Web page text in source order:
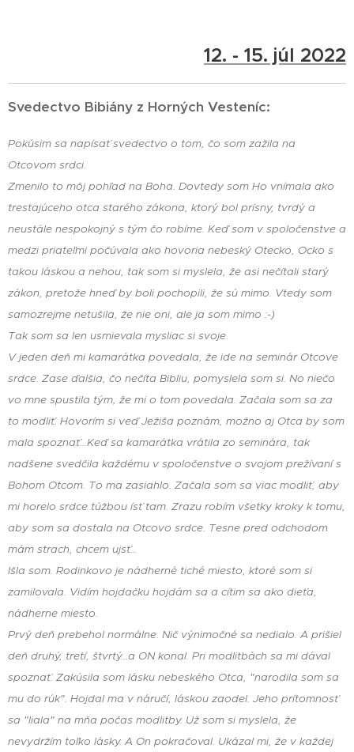
12. - 15. júl 2022
Svedectvo Bibiány z Horných Vesteníc:
Pokúsim sa napísať svedectvo o tom, čo som zažila na
Otcovom srdci.
Zmenilo to môj pohľad na Boha. Dovtedy som Ho vnímala ako
trestajúceho otca starého zákona, ktorý bol prísny, tvrdý a
neustále nespokojný s tým čo robíme. Keď som v spoločenstve a
medzi priateľmi počúvala ako hovoria nebeský Otecko, Ocko s
takou láskou a nehou, tak som si myslela, že asi nečítali starý
zákon, pretože hneď by boli pochopili, že sú mimo. Vtedy som
samozrejme netušila, že nie oni, ale ja som mimo :-)
Tak som sa len usmievala mysliac si svoje.
V jeden deň mi kamarátka povedala, že ide na seminár Otcove
srdce. Zase ďalšia, čo nečíta Bibliu, pomyslela som si. No niečo
vo mne spustila tým, že mi o tom povedala. Začala som sa za
to modliť. Hovorím si veď Ježiša poznám, možno aj Otca by som
mala spoznať...Keď sa kamarátka vrátila zo seminára, tak
nadšene svedčila každému v spoločenstve o svojom prežívaní s
Bohom Otcom. To ma zasiahlo. Začala som sa viac modliť, aby
mi horelo srdce túžbou ísť tam. Zrazu robím všetky kroky k tomu,
aby som sa dostala na Otcovo srdce. Tesne pred odchodom
mám strach, chcem ujsť...
Išla som. Rodinkovo je nádherné tiché miesto, ktoré som si
zamilovala. Vidím hojdačku hojdám sa a cítim sa ako dieťa,
nádherne miesto.
Prvý deň prebehol normálne. Nič výnimočné sa nedialo. A prišiel
deň druhý, tretí, štvrtý...a ON konal. Pri modlitbách sa mi dával
spoznať. Zakúsila som lásku nebeského Otca, "narodila som sa
mu do rúk". Hojdal ma v náručí, láskou zaodel. Jeho prítomnosť
sa "liala" na mňa počas modlitby. Už som si myslela, že
nevydržím toľko lásky. A On pokračoval. Ukázal mi, že v každej